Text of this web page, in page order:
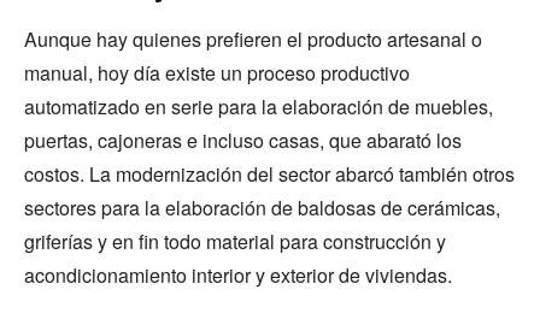
Aunque hay quienes prefieren el producto artesanal o
manual, hoy día existe un proceso productivo
automatizado en serie para la elaboración de muebles,
puertas, cajoneras e incluso casas, que abarató los
costos. La modernización del sector abarcó también otros
sectores para la elaboración de baldosas de cerámicas,
griferías y en fin todo material para construcción y
acondicionamiento interior y exterior de viviendas.